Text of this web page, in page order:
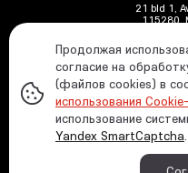
21 bld 1,
115280,
Политика ФХР в
Информация о
© 1991—2026 Russian
Продолжая
согласие на
(файлов cookies) в
использования
использование
Yandex SmartCaptcha.